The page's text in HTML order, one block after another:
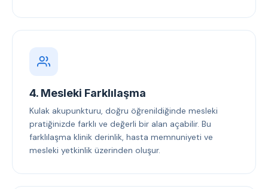
4. Mesleki Farklılaşma
Kulak akupunkturu, doğru öğrenildiğinde mesleki
pratiğinizde farklı ve değerli bir alan açabilir. Bu
farklılaşma klinik derinlik, hasta memnuniyeti ve
mesleki yetkinlik üzerinden oluşur.